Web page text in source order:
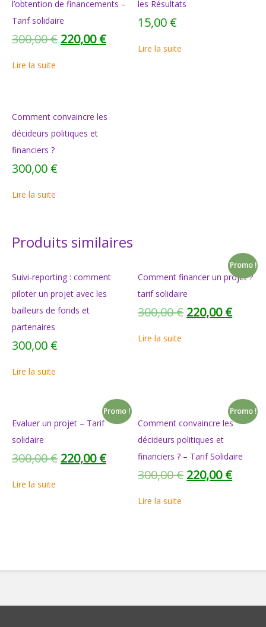
l’obtention de financements –
Tarif solidaire
300,00€ 220,00€
Lire la suite
les Résultats
15,00 €
Lire la suite
Comment convaincre les
décideurs politiques et
financiers ?
300,00 €
Lire la suite
Produits similaires
Suivi-reporting : comment
piloter un projet avec les
bailleurs de fonds et
partenaires
300,00 €
Lire la suite
Promo !
Comment financer un projet ?
tarif solidaire
300,00€ 220,00€
Lire la suite
Promo !
Evaluer un projet – Tarif
solidaire
300,00€ 220,00€
Lire la suite
Promo !
Comment convaincre les
décideurs politiques et
financiers ? – Tarif Solidaire
300,00€ 220,00€
Lire la suite